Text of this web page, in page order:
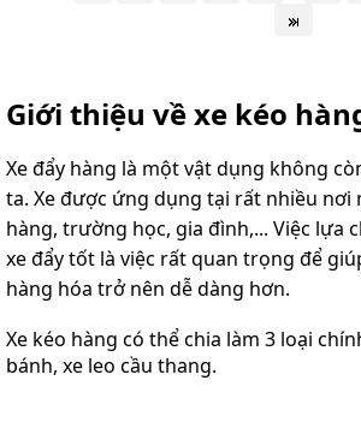
Giới thiệu về xe kéo
Xe đẩy hàng là một vật dụng không
ta. Xe được ứng dụng tại rất nhiều nơi
hàng, trường học, gia đình,... Việc lựa
xe đẩy tốt là việc rất quan trọng để
hàng hóa trở nên dễ dàng hơn.
Xe kéo hàng có thể chia làm 3 loại
bánh, xe leo cầu thang.